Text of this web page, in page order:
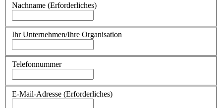
Nachname (Erforderliches)
Ihr Unternehmen/Ihre Organisation
Telefonnummer
E-Mail-Adresse (Erforderliches)